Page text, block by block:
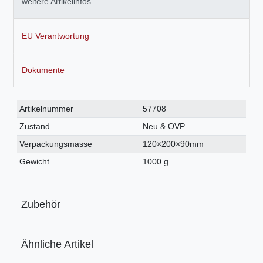
EU Verantwortung
Dokumente
Technisches
Merkmal
Wert
Artikelnummer
57708
Zustand
Neu & OVP
Verpackungsmasse
120×200×90mm
Gewicht
1000 g
Zubehör
Ähnliche Artikel